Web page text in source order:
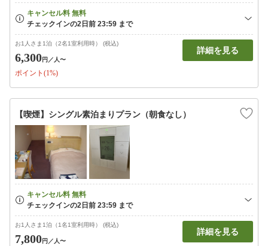
お1人さま1泊（2名1室利用時） (税込)
6,300円 ／人〜
ポイント(1%)
詳細を見る
【喫煙】シングル素泊まりプラン（朝食なし）
お1人さま1泊（1名1室利用時） (税込)
7,800円 ／人〜
詳細を見る